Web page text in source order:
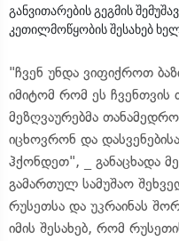
განვითარების გეგმის
კეთილმოწყობის შესახებ
"ჩვენ უნდა ვიფიქროთ
იმიტომ რომ ეს ჩვენთვის
მეზღვაურებმა
იცხოვრონ და
ჰქონდეთ", _ განაცხადა
გამართულ სამუშაო
რუსეთსა და უკრაინას
იმის შესახებ, რომ